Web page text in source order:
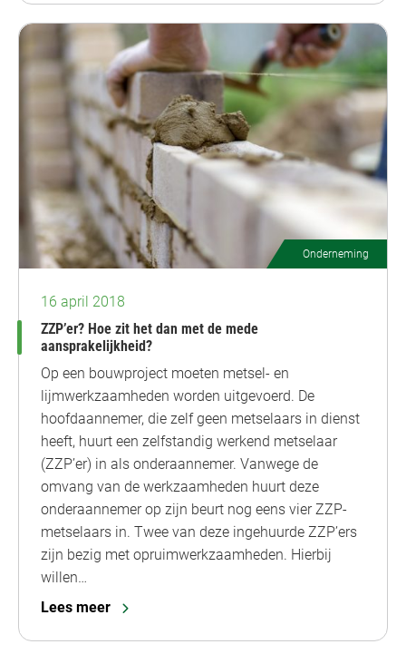
Onderneming
16 april 2018
ZZP’er? Hoe zit het dan met de mede
aansprakelijkheid?
Op een bouwproject moeten metsel- en
lijmwerkzaamheden worden uitgevoerd. De
hoofdaannemer, die zelf geen metselaars in dienst
heeft, huurt een zelfstandig werkend metselaar
(ZZP’er) in als onderaannemer. Vanwege de
omvang van de werkzaamheden huurt deze
onderaannemer op zijn beurt nog eens vier ZZP-
metselaars in. Twee van deze ingehuurde ZZP’ers
zijn bezig met opruimwerkzaamheden. Hierbij
willen…
Lees meer